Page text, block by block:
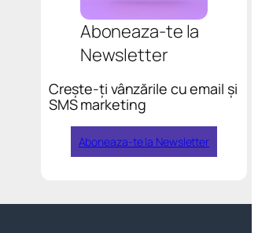
Aboneaza-te la
Newsletter
Crește-ți vânzările cu email și
SMS marketing
Aboneaza-te la Newsletter